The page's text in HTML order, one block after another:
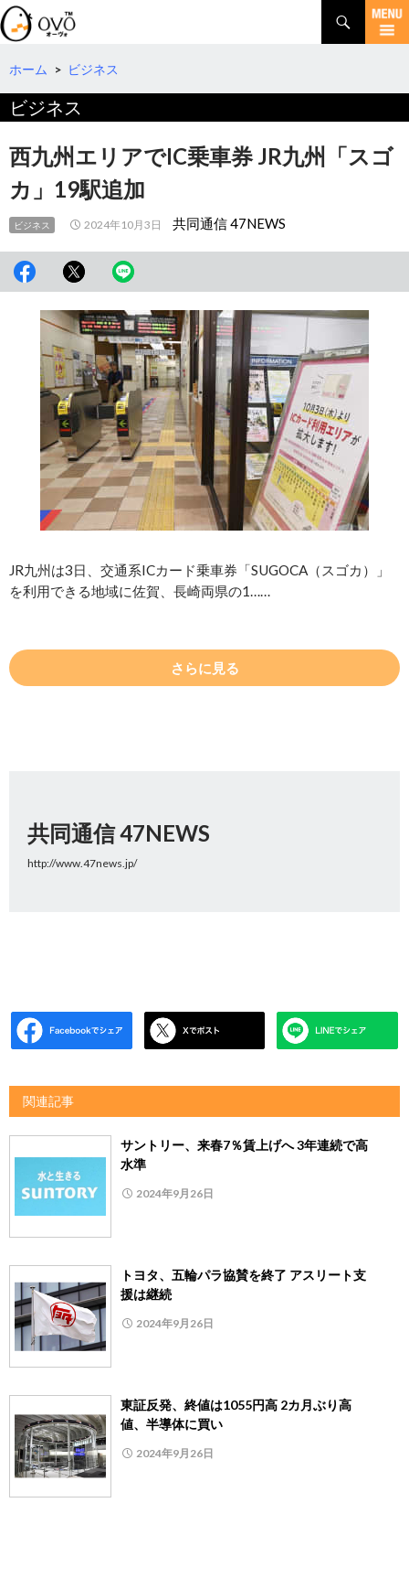
検
索
コ
テ
へ
移
動
ホーム > ビジネス
ビジネス
西九州エリアでIC乗車券 JR九州「スゴ
カ」19駅追加
ビジネス 2024年10月3日 共同通信 47NEWS
JR九州は3日、交通系ICカード乗車券「SUGOCA（スゴカ）」
を利用できる地域に佐賀、長崎両県の1……
さらに見る
共同通信 47NEWS
http://www.47news.jp/
関連記事
サントリー、来春7％賃上げへ 3年連続で高
水準
2024年9月26日
トヨタ、五輪パラ協賛を終了 アスリート支
援は継続
2024年9月26日
東証反発、終値は1055円高 2カ月ぶり高
値、半導体に買い
2024年9月26日